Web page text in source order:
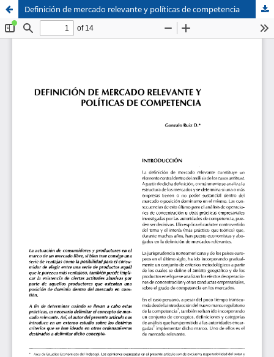
Sistema de
Bibliotecas
Facultad de
Derecho
Definición de mercado relevante y políticas de competencia